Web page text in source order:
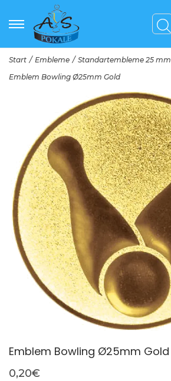
Start / Embleme / Standartembleme 25 mm
Emblem Bowling Ø25mm Gold
Emblem Bowling Ø25mm Gold
0,20€